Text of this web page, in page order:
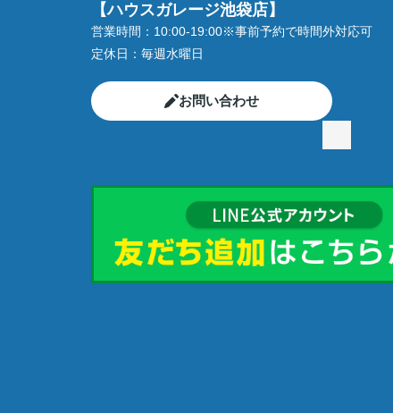
【ハウスガレージ池袋店】
営業時間： 10:00-19:00※事前予約で時間外対応可
定休日： 毎週水曜日
お問い合わせ